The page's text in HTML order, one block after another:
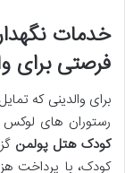
فرصتی برای
برای والدینی که
رستوران های لوکس
کودک هتل پولمن
کودک، با پرداخت